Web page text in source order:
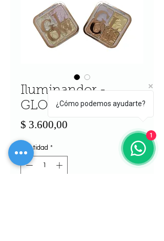
Iluminandor -
GLOW
$ 3.600,00
Cantidad *
¿Cómo podemos ayudarte?
1